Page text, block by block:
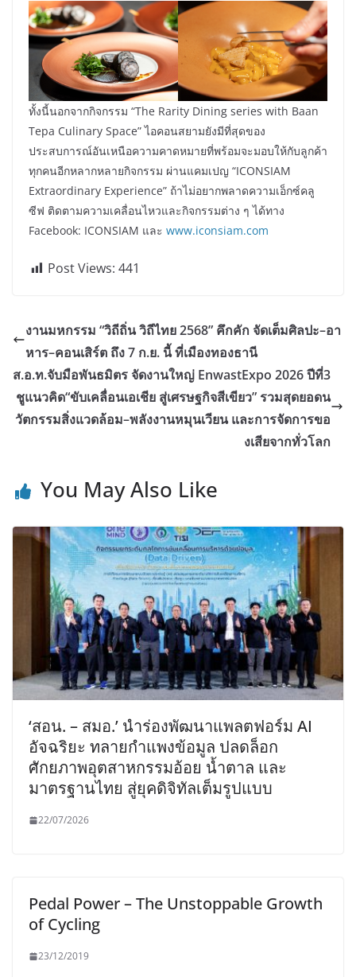
ทั้งนี้นอกจากกิจกรรม “The Rarity Dining series with Baan
Tepa Culinary Space” ไอคอนสยามยังมีที่สุดของ
ประสบการณ์อันเหนือความคาดหมายที่พร้อมจะมอบให้กับลูกค้า
ทุกคนอีกหลากหลายกิจกรรม ผ่านแคมเปญ “ICONSIAM
Extraordinary Experience” ถ้าไม่อยากพลาดความเอ็กซ์คลู
ซีฟ ติดตามความเคลื่อนไหวและกิจกรรมต่าง ๆ ได้ทาง
Facebook: ICONSIAM และ www.iconsiam.com
Post Views: 441
งานมหกรรม “วิถีถิ่น วิถีไทย 2568” คึกคัก จัดเต็มศิลปะ–อา
หาร–คอนเสิร์ต ถึง 7 ก.ย. นี้ ที่เมืองทองธานี
ส.อ.ท.จับมือพันธมิตร จัดงานใหญ่ EnwastExpo 2026 ปีที่3
ชูแนวคิด“ขับเคลื่อนเอเชีย สู่เศรษฐกิจสีเขียว” รวมสุดยอดน
วัตกรรมสิ่งแวดล้อม–พลังงานหมุนเวียน และการจัดการขอ
งเสียจากทั่วโลก
You May Also Like
‘สอน. – สมอ.’ นำร่องพัฒนาแพลตฟอร์ม AI
อัจฉริยะ ทลายกำแพงข้อมูล ปลดล็อก
ศักยภาพอุตสาหกรรมอ้อย น้ำตาล และ
มาตรฐานไทย สู่ยุคดิจิทัลเต็มรูปแบบ
22/07/2026
Pedal Power – The Unstoppable Growth
of Cycling
23/12/2019